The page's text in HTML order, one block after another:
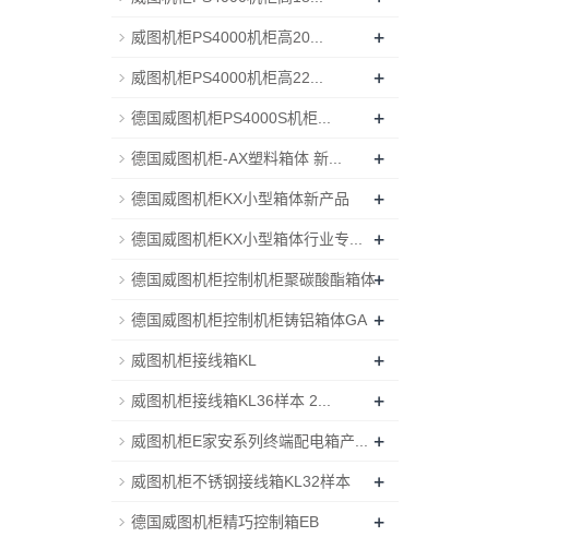
威图机柜PS4000机柜高20... +
威图机柜PS4000机柜高22... +
德国威图机柜PS4000S机柜... +
德国威图机柜-AX塑料箱体 新... +
德国威图机柜KX小型箱体新产品 +
德国威图机柜KX小型箱体行业专... +
德国威图机柜控制机柜聚碳酸酯箱体+
德国威图机柜控制机柜铸铝箱体GA +
威图机柜接线箱KL +
威图机柜接线箱KL36样本 2... +
威图机柜E家安系列终端配电箱产... +
威图机柜不锈钢接线箱KL32样本 +
德国威图机柜精巧控制箱EB +